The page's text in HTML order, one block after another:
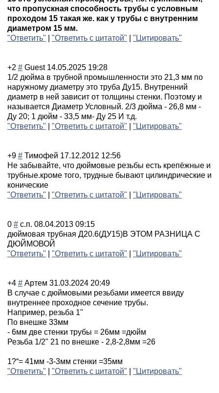
что пропускная способность трубы с условным
проходом 15 такая же. как у трубы с внутренним
диаметром 15 мм.
"Ответить"
"Ответить с цитатой" "Цитировать"
+2 # Guest 14.05.2025 19:28
1/2 дюйма в трубной промышленности это 21,3 мм по
наружному диаметру это труба Ду15. Внутренний
диаметр в ней зависит от толщины стенки. Поэтому и
называется Диаметр Условный. 2/3 дюйма - 26,8 мм -
Ду 20; 1 дюйм - 33,5 мм- Ду 25 И т.д.
"Ответить"
"Ответить с цитатой" "Цитировать"
+9 # Тимофей 17.12.2012 12:56
Не забывайте, что дюймовые резьбы есть крепёжные и
трубные.кроме того, трудные бывают цилиндрические и
конические
"Ответить"
"Ответить с цитатой" "Цитировать"
0 # с.п. 08.04.2013 09:15
дюймовая трубная Д20.6(ДУ15)В ЭТОМ РАЗНИЦА С
ДЮЙМОВОЙ
"Ответить"
"Ответить с цитатой" "Цитировать"
+4 # Артем 31.03.2024 20:49
В случае с дюймовыми резьбами имеется ввиду
внутреннее проходное сечение трубы.
Например, резьба 1"
По внешке 33мм
- 6мм две стенки трубы = 26мм =дюйм
Резьба 1/2" 21 по внешке - 2,8-2,8мм =26
1?“= 41мм -3-3мм стенки =35мм
"Ответить"
"Ответить с цитатой" "Цитировать"